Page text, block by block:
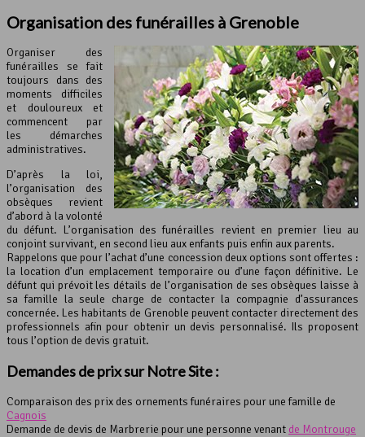
Organisation des funérailles à Grenoble
Organiser des
funérailles se fait
toujours dans des
moments difficiles
et douloureux et
commencent par
les démarches
administratives.
D’après la loi,
l’organisation des
obsèques revient
d’abord à la volonté
du défunt. L’organisation des funérailles revient en premier lieu au
conjoint survivant, en second lieu aux enfants puis enfin aux parents.
Rappelons que pour l’achat d’une concession deux options sont offertes :
la location d’un emplacement temporaire ou d’une façon définitive. Le
défunt qui prévoit les détails de l’organisation de ses obsèques laisse à
sa famille la seule charge de contacter la compagnie d’assurances
concernée. Les habitants de Grenoble peuvent contacter directement des
professionnels afin pour obtenir un devis personnalisé. Ils proposent
tous l’option de devis gratuit.
Demandes de prix sur Notre Site :
Comparaison des prix des ornements funéraires pour une famille de
Cagnois
Demande de devis de Marbrerie pour une personne venant de Montrouge